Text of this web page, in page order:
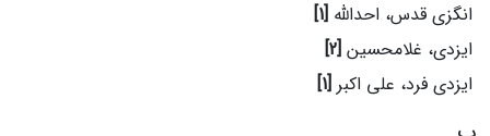
انگزی قدس، احدالله [1]
ایزدی، غلامحسین [2]
ایزدی فرد، علی اکبر [1]